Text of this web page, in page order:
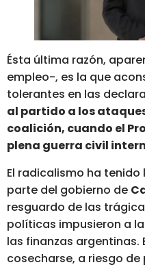
Ésta última razón,
empleo-, es la que
tolerantes en las
al partido a los
coalición, cuando el
plena guerra civil
El radicalismo ha
parte del gobierno de
resguardo de las
políticas impusieron a
las finanzas argentinas.
cosecharse, a riesgo de